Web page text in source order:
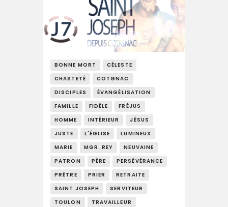
BONNE MORT
CÉLESTE
CHASTETÉ
COTGNAC
DISCIPLES
ÉVANGÉLISATION
FAMILLE
FIDÈLE
FRÉJUS
HOMME
INTÉRIEUR
JÉSUS
JUSTE
L'ÉGLISE
LUMINEUX
MARIE
MGR. REY
NEUVAINE
PATRON
PÈRE
PERSÉVÉRANCE
PRÊTRE
PRIER
RETRAITE
SAINT JOSEPH
SERVITEUR
TOULON
TRAVAILLEUR